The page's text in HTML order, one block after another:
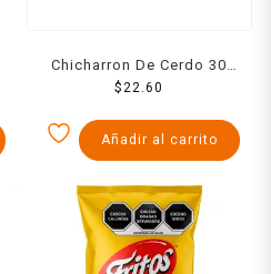
Chicharron De Cerdo 30
Grs
$ 22.60
Añadir al carrito